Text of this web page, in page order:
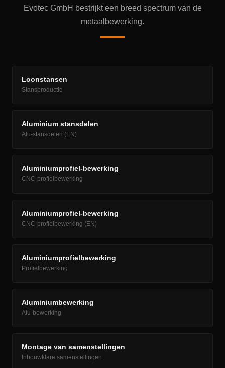
Evotec GmbH bestrijkt een breed spectrum van de
metaalbewerking.
Loonstansen
Stansproductie
Aluminium stansdelen
Alu-stansdelen (EN)
Aluminiumprofiel-bewerking
CNC-profielbewerking
Aluminiumprofiel-bewerking
CNC-profielbewerking (EN)
Aluminiumprofielbewerking
Profielbewerking
Aluminiumbewerking
Alu-bewerking
Montage van samenstellingen
Inbouwklare samenstellingen